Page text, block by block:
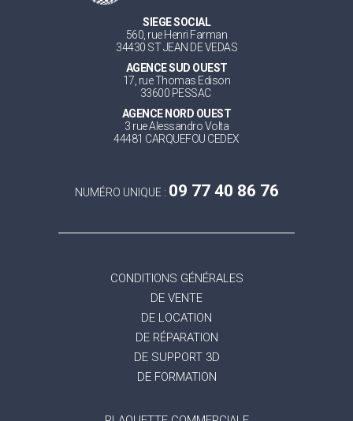
SIEGE SOCIAL
560, rue Henri Farman
34430 ST JEAN DE VEDAS
AGENCE SUD OUEST
17, rue Thomas Edison
33600 PESSAC
AGENCE NORD OUEST
3 rue Alessandro Volta
44481 CARQUEFOU CEDEX
NUMÉRO UNIQUE : 09 77 40 86 76
CONDITIONS GÉNÉRALES
DE VENTE
DE LOCATION
DE RÉPARATION
DE SUPPORT 3D
DE FORMATION